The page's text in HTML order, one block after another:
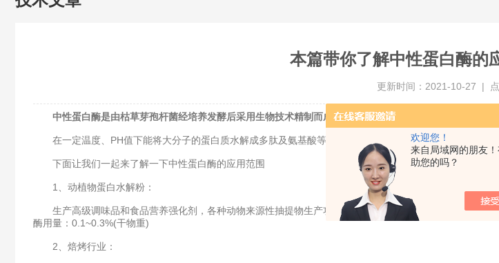
欢迎您！
来自局域网的朋友
助您的吗？
本篇带你了解中性蛋白酶的
更新时间：2021-10-27 |
中性蛋白酶是由枯草芽孢杆菌经培养发酵后采用生物技术精制而成的健康、安全、高效生物酶制剂 ，其
在一定温度、PH值下能将大分子的蛋白质水解成多肽及氨基酸等产物。适用于食品加工、日化、饲料、医
下面让我们一起来了解一下中性蛋白酶的应用范围
1、动植物蛋白水解粉：
生产高级调味品和食品营养强化剂，各种动物来源性抽提物生产功能性骨、肉提取物(骨素)、水产提取物
酶用量：0.1~0.3%(干物重)
2、焙烤行业：